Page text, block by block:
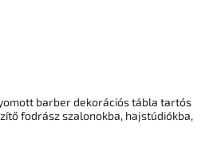
barber dekorációs tábla tartós
fodrász szalonokba, hajstúdiókba,